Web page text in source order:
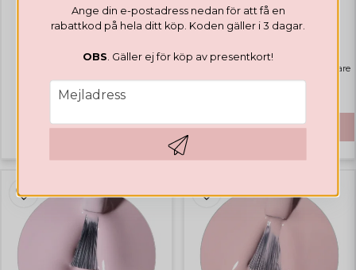
GELLACK
Valentines Collection
GELLACK
Bästsäljare
KÖP
Ange din e-postadress nedan för att få en
rabattkod på hela ditt köp. Koden gäller i 3 dagar.
OBS . Gäller ej för köp av presentkort!
email
Mejladress